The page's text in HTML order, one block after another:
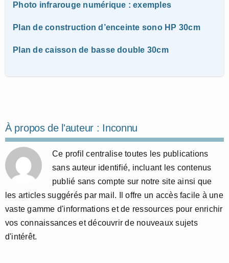
Photo infrarouge numérique : exemples
Plan de construction d’enceinte sono HP 30cm
Plan de caisson de basse double 30cm
À propos de l'auteur : Inconnu
Ce profil centralise toutes les publications
sans auteur identifié, incluant les contenus
publié sans compte sur notre site ainsi que
les articles suggérés par mail. Il offre un accès facile à une
vaste gamme d'informations et de ressources pour enrichir
vos connaissances et découvrir de nouveaux sujets
d'intérêt.